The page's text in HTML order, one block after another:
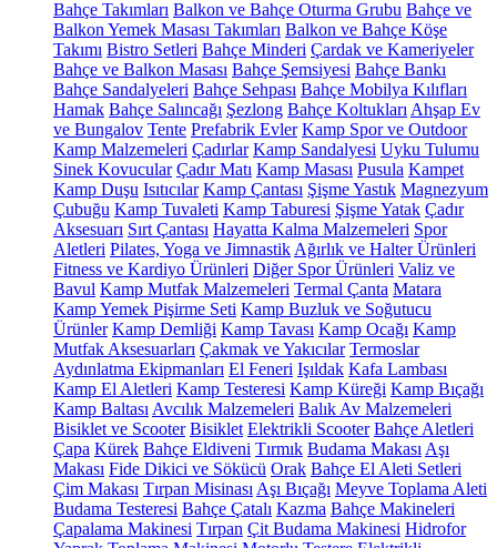
Bahçe Takımları Balkon ve Bahçe Oturma Grubu Bahçe ve
Balkon Yemek Masası Takımları Balkon ve Bahçe Köşe
Takımı Bistro Setleri Bahçe Minderi Çardak ve Kameriyeler
Bahçe ve Balkon Masası Bahçe Şemsiyesi Bahçe Bankı
Bahçe Sandalyeleri Bahçe Sehpası Bahçe Mobilya Kılıfları
Hamak Bahçe Salıncağı Şezlong Bahçe Koltukları Ahşap Ev
ve Bungalov Tente Prefabrik Evler Kamp Spor ve Outdoor
Kamp Malzemeleri Çadırlar Kamp Sandalyesi Uyku Tulumu
Sinek Kovucular Çadır Matı Kamp Masası Pusula Kampet
Kamp Duşu Isıtıcılar Kamp Çantası Şişme Yastık Magnezyum
Çubuğu Kamp Tuvaleti Kamp Taburesi Şişme Yatak Çadır
Aksesuarı Sırt Çantası Hayatta Kalma Malzemeleri Spor
Aletleri Pilates, Yoga ve Jimnastik Ağırlık ve Halter Ürünleri
Fitness ve Kardiyo Ürünleri Diğer Spor Ürünleri Valiz ve
Bavul Kamp Mutfak Malzemeleri Termal Çanta Matara
Kamp Yemek Pişirme Seti Kamp Buzluk ve Soğutucu
Ürünler Kamp Demliği Kamp Tavası Kamp Ocağı Kamp
Mutfak Aksesuarları Çakmak ve Yakıcılar Termoslar
Aydınlatma Ekipmanları El Feneri Işıldak Kafa Lambası
Kamp El Aletleri Kamp Testeresi Kamp Küreği Kamp Bıçağı
Kamp Baltası Avcılık Malzemeleri Balık Av Malzemeleri
Bisiklet ve Scooter Bisiklet Elektrikli Scooter Bahçe Aletleri
Çapa Kürek Bahçe Eldiveni Tırmık Budama Makası Aşı
Makası Fide Dikici ve Sökücü Orak Bahçe El Aleti Setleri
Çim Makası Tırpan Misinası Aşı Bıçağı Meyve Toplama Aleti
Budama Testeresi Bahçe Çatalı Kazma Bahçe Makineleri
Çapalama Makinesi Tırpan Çit Budama Makinesi Hidrofor